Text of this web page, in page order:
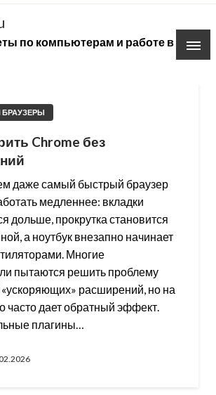
по компьютерам и работе в
БРАУЗЕРЫ
Chrome без
даже самый быстрый браузер
медленнее: вкладки
дольше, прокрутка становится
а ноутбук внезапно начинает
Многие
пытаются решить проблему
«ускоряющих» расширений, но на
часто дает обратный эффект.
плагины…